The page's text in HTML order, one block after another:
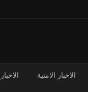
الاخبار الامنية